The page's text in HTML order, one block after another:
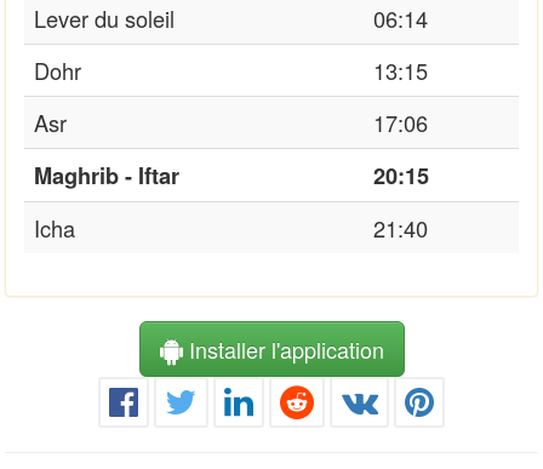
Lever du soleil
06:14
Dohr
13:15
Asr
17:06
Maghrib - Iftar
20:15
Icha
21:40
Installer l'application